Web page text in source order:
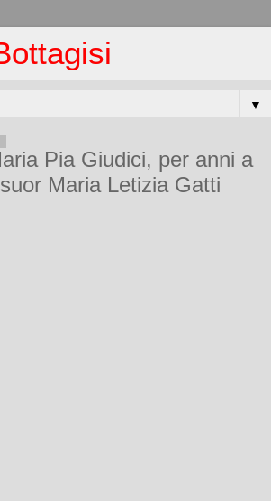
▼
Pia Giudici, per anni a
Maria Letizia Gatti